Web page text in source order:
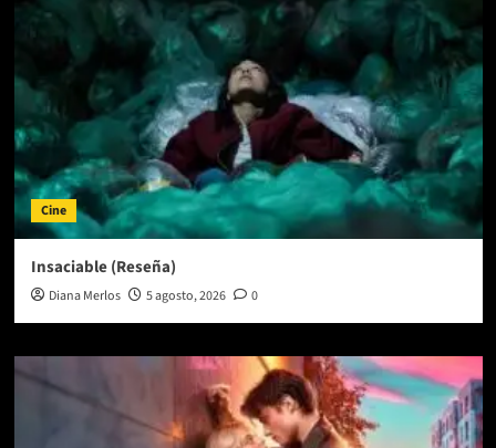
Cine
Insaciable (Reseña)
Diana Merlos 5 agosto, 2026 0